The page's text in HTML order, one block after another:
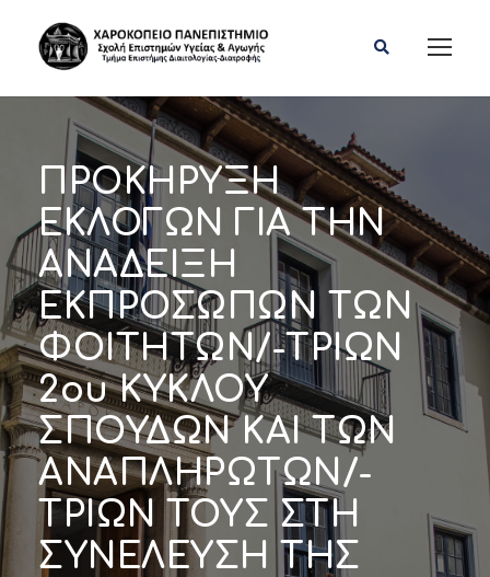
ΠΡΟΚΗΡΥΞΗ
ΕΚΛΟΓΩΝ ΓΙΑ ΤΗΝ
ΑΝΑΔΕΙΞΗ
ΕΚΠΡΟΣΩΠΩΝ ΤΩΝ
ΦΟΙΤΗΤΩΝ/-ΤΡΙΩΝ
2ου ΚΥΚΛΟΥ
ΣΠΟΥΔΩΝ ΚΑΙ ΤΩΝ
ΑΝΑΠΛΗΡΩΤΩΝ/-
ΤΡΙΩΝ ΤΟΥΣ ΣΤΗ
ΣΥΝΕΛΕΥΣΗ ΤΗΣ